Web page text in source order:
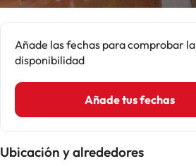
Añade las fechas para comprobar la
disponibilidad
Añade tus fechas
Ubicación y alrededores